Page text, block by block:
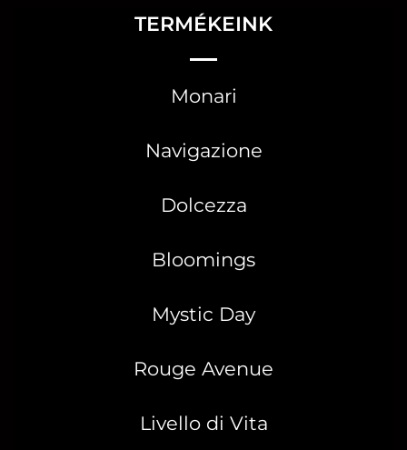
TERMÉKEINK
Monari
Navigazione
Dolcezza
Bloomings
Mystic Day
Rouge Avenue
Livello di Vita